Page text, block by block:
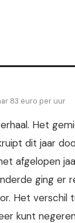
83 euro per uur
Het
dit jaar
afgelopen
ging er
Het verschil
kunt